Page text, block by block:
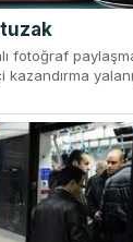
tuzak
fotoğraf